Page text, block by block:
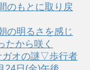
のもとに取り戻
の明るさを感じ
たから咲く
ガオの謎▽歩行者